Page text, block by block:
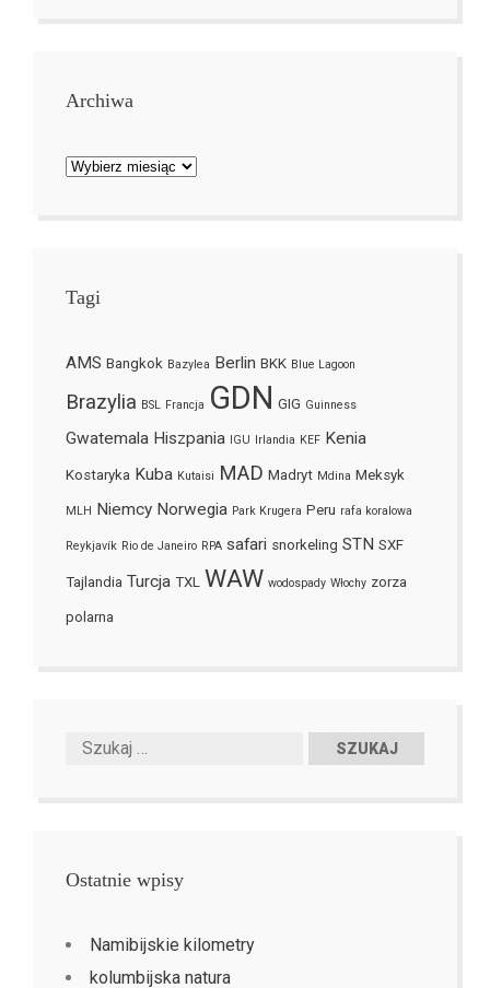
Archiwa
Archiwa
Tagi
AMS Bangkok Bazylea Berlin BKK Blue Lagoon
Brazylia BSL Francja GDN GIG Guinness
Gwatemala Hiszpania IGU Irlandia KEF Kenia
Kostaryka Kuba Kutaisi MAD Madryt Mdina Meksyk
MLH Niemcy Norwegia Park Krugera Peru rafa koralowa
Reykjavík Rio de Janeiro RPA safari snorkeling STN SXF
Tajlandia Turcja TXL WAW wodospady Włochy zorza
polarna
Ostatnie wpisy
Namibijskie kilometry
kolumbijska natura